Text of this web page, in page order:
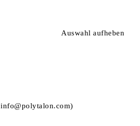
Auswahl aufheben
info@polytalon.com)